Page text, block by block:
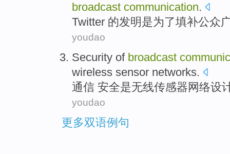
broadcast communication.
Twitter 的发明是为了填补公众
youdao
Security of broadcast
wireless sensor networks.
通信 安全是无线传感器网络设
youdao
更多双语例句